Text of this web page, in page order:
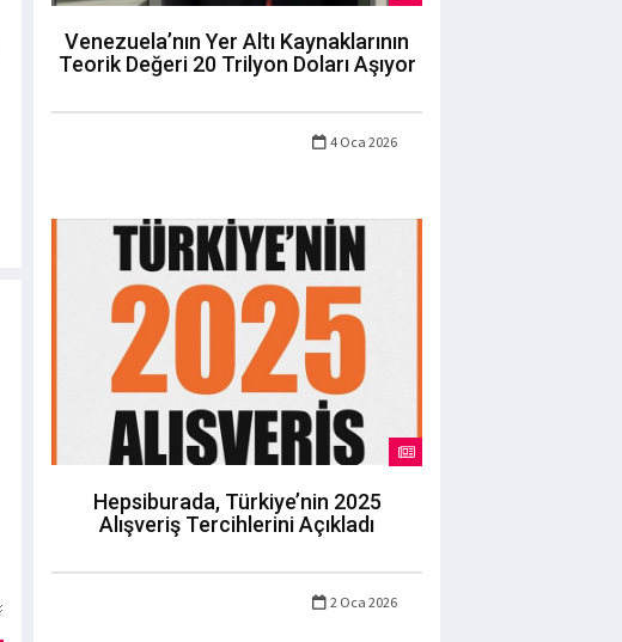
Venezuela’nın Yer Altı Kaynaklarının
Teorik Değeri 20 Trilyon Doları Aşıyor
4 Oca 2026
Hepsiburada, Türkiye’nin 2025
Alışveriş Tercihlerini Açıkladı
2 Oca 2026